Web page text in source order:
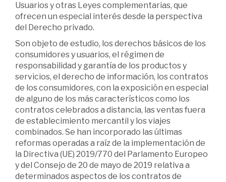
Usuarios y otras Leyes complementarias, que
ofrecen un especial interés desde la perspectiva
del Derecho privado.
Son objeto de estudio, los derechos básicos de los
consumidores y usuarios, el régimen de
responsabilidad y garantía de los productos y
servicios, el derecho de información, los contratos
de los consumidores, con la exposición en especial
de alguno de los más característicos como los
contratos celebrados a distancia, las ventas fuera
de establecimiento mercantil y los viajes
combinados. Se han incorporado las últimas
reformas operadas a raíz de la implementación de
la Directiva (UE) 2019/770 del Parlamento Europeo
y del Consejo de 20 de mayo de 2019 relativa a
determinados aspectos de los contratos de